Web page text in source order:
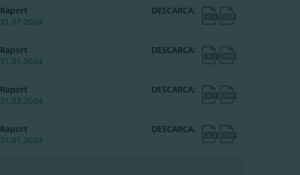
Raport
31.07.2024
DESCARCA:
Raport
31.05.2024
DESCARCA:
Raport
31.03.2024
DESCARCA:
Raport
31.01.2024
DESCARCA: